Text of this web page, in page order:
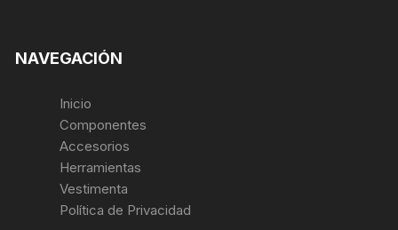
NAVEGACIÓN
Inicio
Componentes
Accesorios
Herramientas
Vestimenta
Política de Privacidad